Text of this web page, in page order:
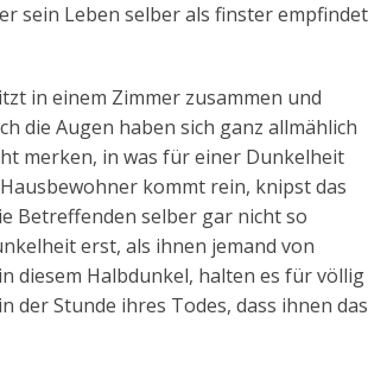
sein Leben selber als finster empfindet
in einem Zimmer zusammen und
die Augen haben sich ganz allmählich
merken, in was für einer Dunkelheit
kommt rein, knipst das
Betreffenden selber gar nicht so
erst, als ihnen jemand von
diesem Halbdunkel, halten es für völlig
der Stunde ihres Todes, dass ihnen das